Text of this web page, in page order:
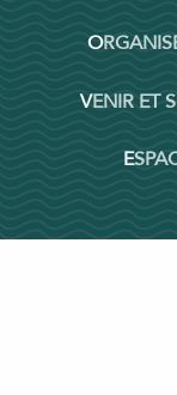
VENIR ET